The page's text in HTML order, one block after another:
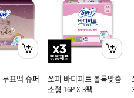
표백 슈퍼
쏘피 바디피트 볼록맞춤
소형 16P X 3팩